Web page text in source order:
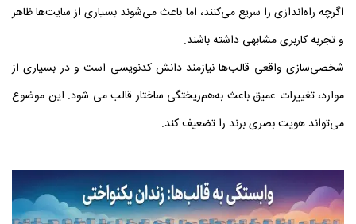
اگرچه راه‌اندازی را سریع می‌کنند، اما باعث می‌شوند بسیاری از سایت‌ها ظاهر
و تجربه کاربری مشابهی داشته باشند.
شخصی‌سازی واقعی قالب‌ها نیازمند دانش کدنویسی است و در بسیاری از
موارد، تغییرات عمیق باعث به‌هم‌ریختگی ساختار قالب می‌ شود. این موضوع
می‌تواند هویت بصری برند را تضعیف کند.